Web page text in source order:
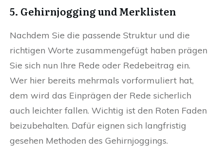
5. Gehirnjogging und Merklisten
Nachdem Sie die passende Struktur und die
richtigen Worte zusammengefügt haben prägen
Sie sich nun Ihre Rede oder Redebeitrag ein.
Wer hier bereits mehrmals vorformuliert hat,
dem wird das Einprägen der Rede sicherlich
auch leichter fallen. Wichtig ist den Roten Faden
beizubehalten. Dafür eignen sich langfristig
gesehen Methoden des Gehirnjoggings.